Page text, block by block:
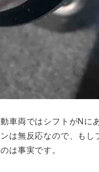
車両ではシフトがN
は無反応なので、も
は事実です。